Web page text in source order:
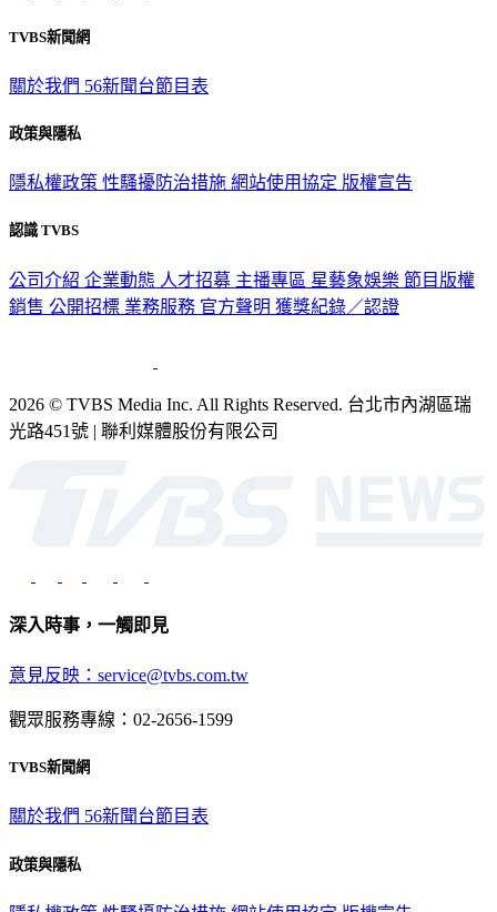
TVBS新聞網
關於我們 56新聞台節目表
政策與隱私
隱私權政策 性騷擾防治措施 網站使用協定 版權宣告
認識 TVBS
公司介紹 企業動態 人才招募 主播專區 星藝象娛樂 節目版權
銷售 公開招標 業務服務 官方聲明 獲獎紀錄／認證
2026 © TVBS Media Inc. All Rights Reserved. 台北市內湖區瑞
光路451號 | 聯利媒體股份有限公司
深入時事，一觸即見
意見反映：service@tvbs.com.tw
觀眾服務專線：02-2656-1599
TVBS新聞網
關於我們 56新聞台節目表
政策與隱私